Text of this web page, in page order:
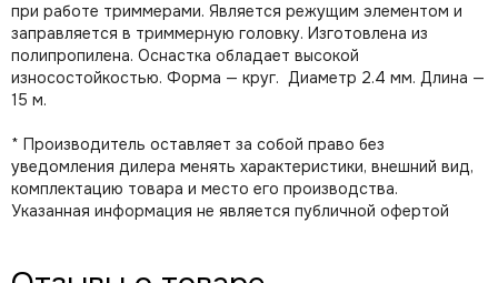
при работе триммерами. Является режущим элементом и
заправляется в триммерную головку. Изготовлена из
полипропилена. Оснастка обладает высокой
износостойкостью. Форма — круг. Диаметр 2.4 мм. Длина —
15 м.
* Производитель оставляет за собой право без
уведомления дилера менять характеристики, внешний вид,
комплектацию товара и место его производства.
Указанная информация не является публичной офертой